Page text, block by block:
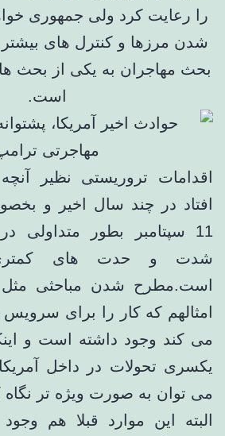
را رعایت کرد ولی جمهوری
شدن مرزها و کنترل های بیشتر
بحث مهاجران به یکی از بحث
است.
اقدامات تروریستی نظیر
افتاد در چند سال اخیر و
11 سپتامبر بطور متداولی
شدت و حدت های
است.مطرح شدن مباحثی مثل
امثالهم که کار را برای
می کند وجود داشته است و
یکسری تحولات در داخل
می توان به صورت ویژه تر نگاه
البته این موارد قبلا هم